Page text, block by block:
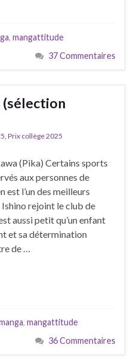
, mangattitude
37 Commentaires
Prix collège 2025
(Pika) Certains sports
aux personnes de
est l’un des meilleurs
rejoint le club de
aussi petit qu’un enfant
et sa détermination
de …
, mangattitude
36 Commentaires